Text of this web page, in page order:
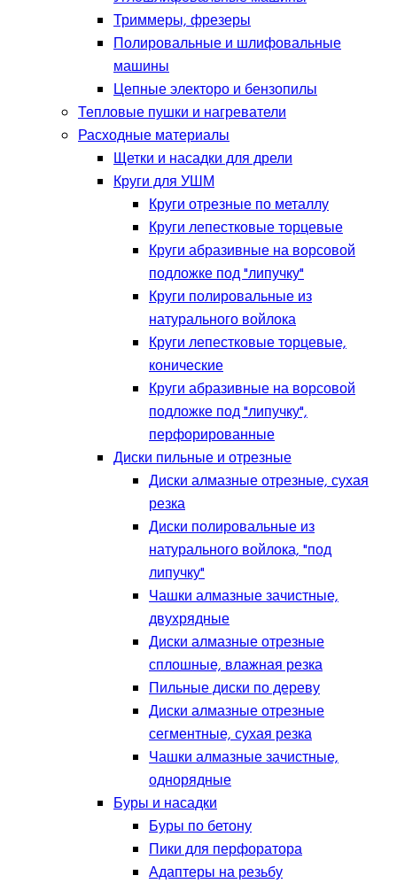
Триммеры, фрезеры
Полировальные и шлифовальные
машины
Цепные электоро и бензопилы
Тепловые пушки и нагреватели
Расходные материалы
Щетки и насадки для дрели
Круги для УШМ
Круги отрезные по металлу
Круги лепестковые торцевые
Круги абразивные на ворсовой
подложке под "липучку"
Круги полировальные из
натурального войлока
Круги лепестковые торцевые,
конические
Круги абразивные на ворсовой
подложке под "липучку",
перфорированные
Диски пильные и отрезные
Диски алмазные отрезные, сухая
резка
Диски полировальные из
натурального войлока, "под
липучку"
Чашки алмазные зачистные,
двухрядные
Диски алмазные отрезные
сплошные, влажная резка
Пильные диски по дереву
Диски алмазные отрезные
сегментные, сухая резка
Чашки алмазные зачистные,
однорядные
Буры и насадки
Буры по бетону
Пики для перфоратора
Адаптеры на резьбу